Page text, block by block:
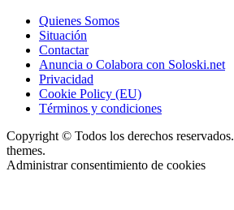
Quienes Somos
Situación
Contactar
Anuncia o Colabora con Soloski.net
Privacidad
Cookie Policy (EU)
Términos y condiciones
Copyright © Todos los derechos reservados.
themes.
Administrar consentimiento de cookies